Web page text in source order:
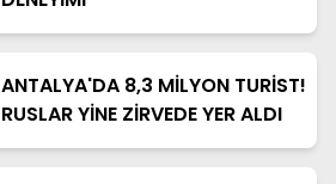
ANTALYA'DA 8,3 MİLYON TURİST!
RUSLAR YİNE ZİRVEDE YER ALDI